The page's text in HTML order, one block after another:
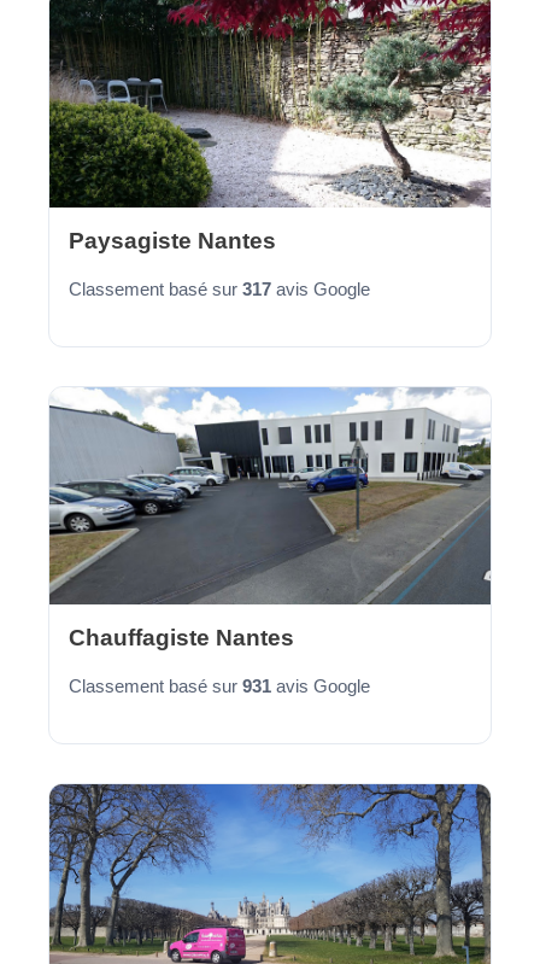
Paysagiste Nantes
Classement basé sur 317 avis Google
Chauffagiste Nantes
Classement basé sur 931 avis Google